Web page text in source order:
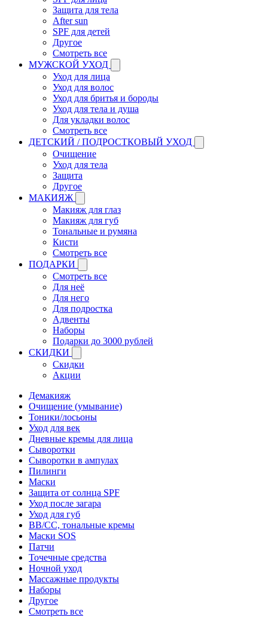
Защита для тела
After sun
SPF для детей
Другое
Смотреть все
МУЖСКОЙ УХОД
Уход для лица
Уход для волос
Уход для бритья и бороды
Уход для тела и душа
Для укладки волос
Смотреть все
ДЕТСКИЙ / ПОДРОСТКОВЫЙ УХОД
Очищение
Уход для тела
Защита
Другое
МАКИЯЖ
Макияж для глаз
Макияж для губ
Тональные и румяна
Кисти
Смотреть все
ПОДАРКИ
Смотреть все
Для неё
Для него
Для подростка
Адвенты
Наборы
Подарки до 3000 рублей
СКИДКИ
Скидки
Акции
Демакияж
Очищение (умывание)
Тоники/лосьоны
Уход для век
Дневные кремы для лица
Сыворотки
Сыворотки в ампулах
Пилинги
Маски
Защита от солнца SPF
Уход после загара
Уход для губ
BB/CC, тональные кремы
Маски SOS
Патчи
Точечные средства
Ночной уход
Массажные продукты
Наборы
Другое
Смотреть все